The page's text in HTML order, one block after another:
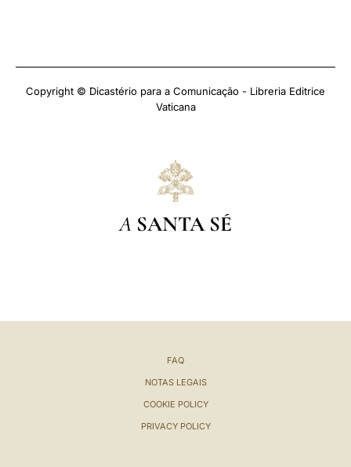
Copyright © Dicastério para a Comunicação - Libreria Editrice
Vaticana
A SANTA SÉ
FAQ
NOTAS LEGAIS
COOKIE POLICY
PRIVACY POLICY